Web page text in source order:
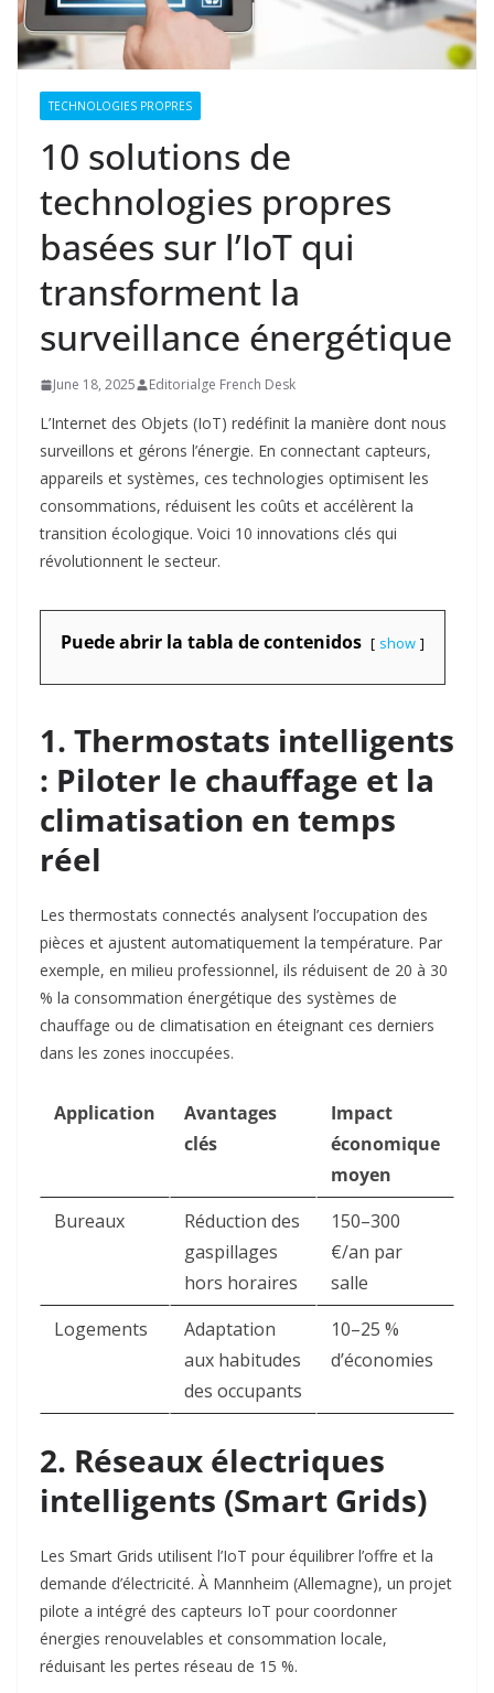
TECHNOLOGIES PROPRES
10 solutions de
technologies propres
basées sur l’IoT qui
transforment la
surveillance énergétique
June 18, 2025 Editorialge French Desk
L’Internet des Objets (IoT) redéfinit la manière dont nous
surveillons et gérons l’énergie. En connectant capteurs,
appareils et systèmes, ces technologies optimisent les
consommations, réduisent les coûts et accélèrent la
transition écologique. Voici 10 innovations clés qui
révolutionnent le secteur.
Puede abrir la tabla de contenidos show
1. Thermostats intelligents
: Piloter le chauffage et la
climatisation en temps
réel
Les thermostats connectés analysent l’occupation des
pièces et ajustent automatiquement la température. Par
exemple, en milieu professionnel, ils réduisent de 20 à 30
% la consommation énergétique des systèmes de
chauffage ou de climatisation en éteignant ces derniers
dans les zones inoccupées.
Application
Avantages
clés
Impact
économique
moyen
Bureaux
Réduction des
gaspillages
hors horaires
150–300
€/an par
salle
Logements
Adaptation
aux habitudes
des occupants
10–25 %
d’économies
2. Réseaux électriques
intelligents (Smart Grids)
Les Smart Grids utilisent l’IoT pour équilibrer l’offre et la
demande d’électricité. À Mannheim (Allemagne), un projet
pilote a intégré des capteurs IoT pour coordonner
énergies renouvelables et consommation locale,
réduisant les pertes réseau de 15 %.